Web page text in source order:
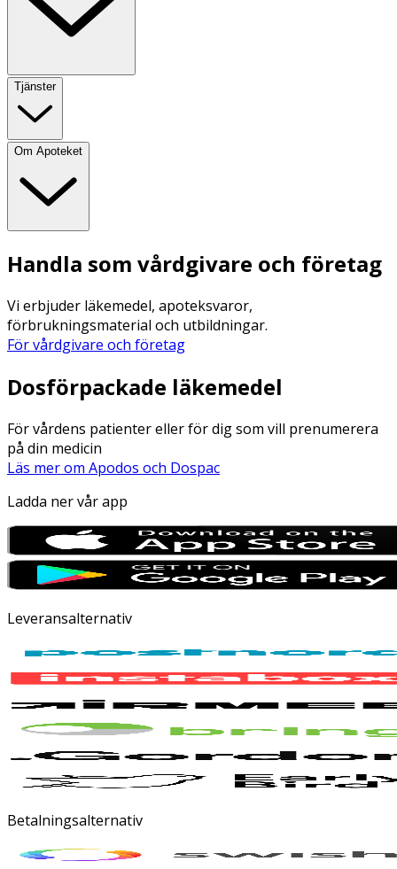
Tjänster
Om Apoteket
Handla som vårdgivare och företag
Vi erbjuder läkemedel, apoteksvaror,
förbrukningsmaterial och utbildningar.
För vårdgivare och företag
Dosförpackade läkemedel
För vårdens patienter eller för dig som vill prenumerera
på din medicin
Läs mer om Apodos och Dospac
Ladda ner vår app
Leveransalternativ
Betalningsalternativ